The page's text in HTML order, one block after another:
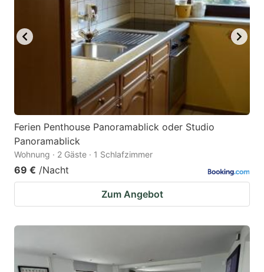
Ferien Penthouse Panoramablick oder Studio
Panoramablick
Wohnung · 2 Gäste · 1 Schlafzimmer
69 € /Nacht
Zum Angebot